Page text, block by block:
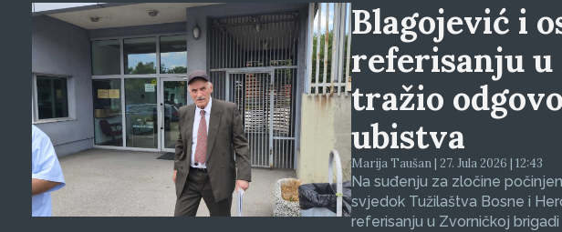
Blagojević i
referisanju u
tražio
ubistva
Marija Taušan | 27. Jula 2026 | 12:43
Na suđenju za zločine
svjedok Tužilaštva Bosne i
referisanju u Zvorničkoj